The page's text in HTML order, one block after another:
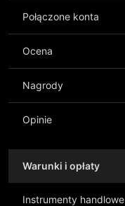
Połączone konta
Ocena
Nagrody
Opinie
Warunki i opłaty
Instrumenty handlowe